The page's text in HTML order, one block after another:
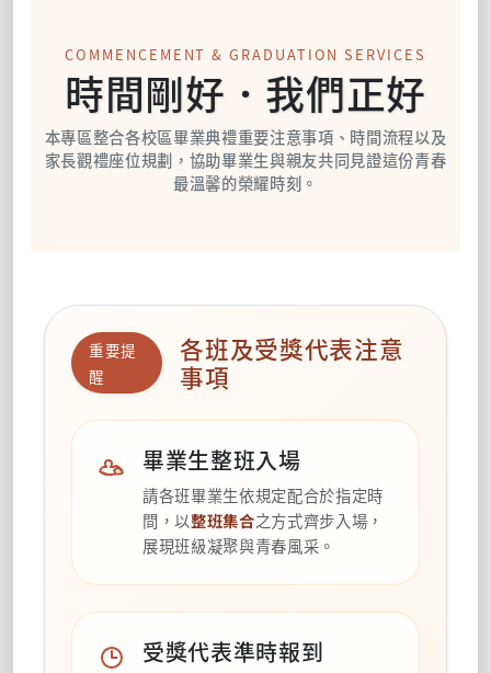
COMMENCEMENT & GRADUATION SERVICES
時間剛好．我們正好
本專區整合各校區畢業典禮重要注意事項、時間流程以及
家長觀禮座位規劃，協助畢業生與親友共同見證這份青春
最溫馨的榮耀時刻。
重要提
醒
各班及受獎代表注意
事項
畢業生整班入場
請各班畢業生依規定配合於指定時
間，以整班集合之方式齊步入場，
展現班級凝聚與青春風采。
受獎代表準時報到